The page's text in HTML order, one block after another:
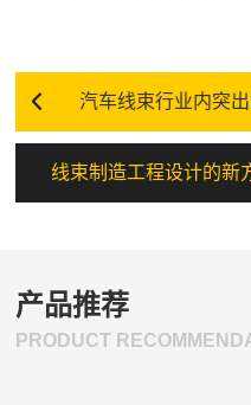
汽车线束行业内突
线束制造工程设计的新
产品推荐
PRODUCT